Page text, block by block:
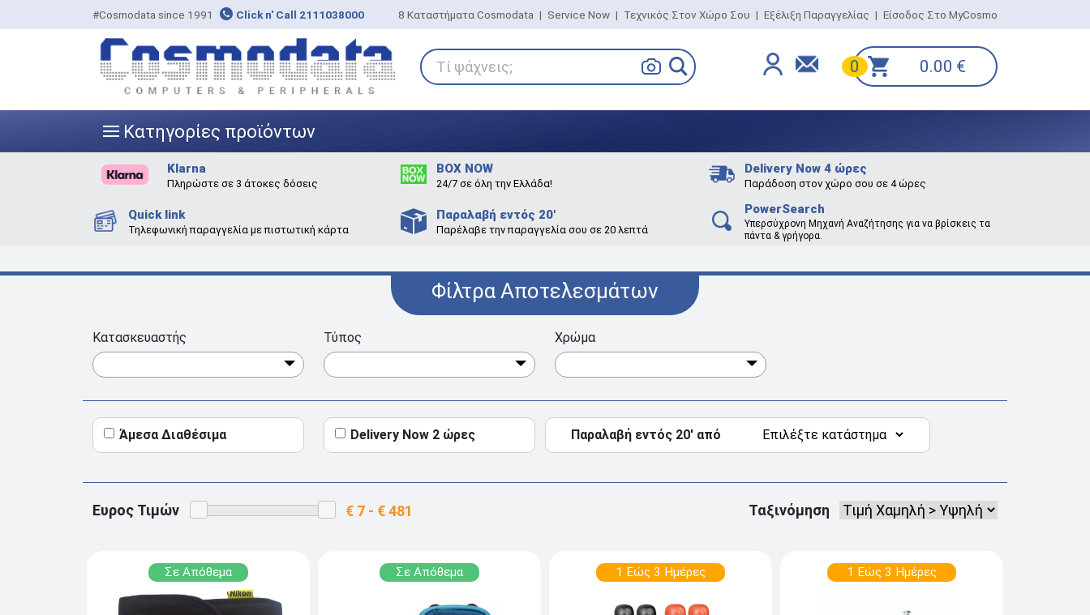
#Cosmodata since 1991 Click n' Call 2111038000 8 Καταστήματα Cosmodata | Service Now | Τεχνικός Στον Χώρο Σου | Εξέλιξη Παραγγελίας | Είσοδος Στο MyCosmo
Τί ψάχνεις; 0 0.00 €
||| Κατηγορίες προϊόντων
Klarna
Πληρώστε σε 3 άτοκες δόσεις
BOX NOW
24/7 σε όλη την Ελλάδα!
Delivery Now 4 ώρες
Παράδοση στον χώρο σου σε 4 ώρες
Quick link
Τηλεφωνική παραγγελία με πιστωτική κάρτα
Παραλαβή εντός 20'
Παρέλαβε την παραγγελία σου σε 20 λεπτά
PowerSearch
Υπερσύχρονη Μηχανή Αναζήτησης για να βρίσκεις τα
πάντα & γρήγορα.
Φίλτρα Αποτελεσμάτων
Κατασκευαστής Τύπος Χρώμα
Άμεσα Διαθέσιμα Delivery Now 2 ώρες Παραλαβή εντός 20' από
Ευρος Τιμών Ταξινόμηση
Σε Απόθεμα Σε Απόθεμα 1 Εώς 3 Ημέρες 1 Εώς 3 Ημέρες